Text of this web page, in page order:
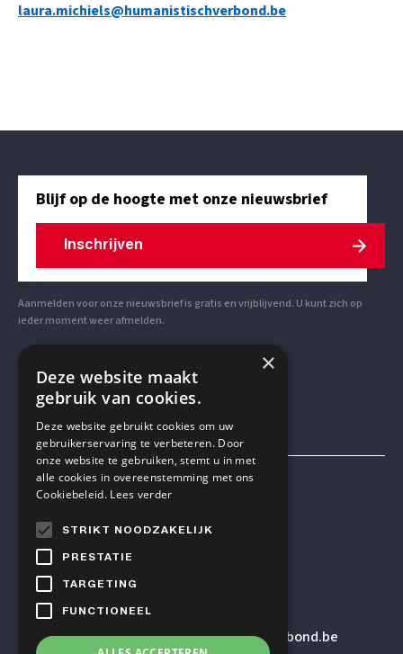
laura.michiels@humanistischverbond.be
Blijf op de hoogte met onze nieuwsbrief
Inschrijven
Aanmelden voor onze nieuwsbrief is gratis en vrijblijvend. U kunt zich op
ieder moment weer afmelden.
Mensen & Wetenschap VZW
E-MAILADRES
secretariaat@humanistischverbond.be
×
Deze website maakt
gebruik van cookies.
Deze website gebruikt cookies om uw
gebruikerservaring te verbeteren. Door
onze website te gebruiken, stemt u in met
alle cookies in overeenstemming met ons
Cookiebeleid. Lees verder
STRIKT NOODZAKELIJK
PRESTATIE
TARGETING
FUNCTIONEEL